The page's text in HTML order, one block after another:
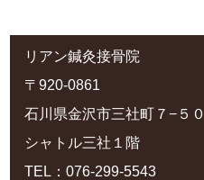
リアン鍼灸接骨院
〒920-0861
石川県金沢市三社町７−５０
シャトル三社１階
TEL：076-299-5543